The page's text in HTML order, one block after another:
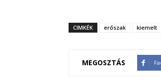
CIMKÉK erőszak kiemelt
MEGOSZTÁS